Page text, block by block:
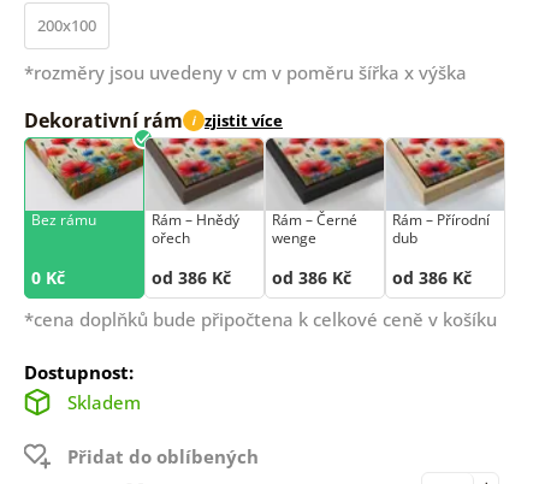
200x100
*rozměry jsou uvedeny v cm v poměru šířka x výška
Dekorativní rám i zjistit více
Bez rámu
0 Kč
Rám –⁠⁠⁠⁠⁠⁠ Hnědý
ořech
od 386 Kč
Rám –⁠⁠⁠⁠⁠⁠ Černé
wenge
od 386 Kč
Rám –⁠⁠⁠⁠⁠⁠ Přírodní
dub
od 386 Kč
*cena doplňků bude připočtena k celkové ceně v košíku
Dostupnost:
Skladem
Přidat do oblíbených